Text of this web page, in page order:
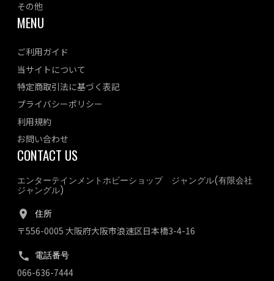
その他
MENU
ご利用ガイド
当サイトについて
特定商取引法に基づく表記
プライバシーポリシー
利用規約
お問い合わせ
CONTACT US
エンターテインメントホビーショップ ジャングル(有限会社
ジャングル)
住所
〒556-0005 大阪府大阪市浪速区日本橋3-4-16
電話番号
066-636-7444